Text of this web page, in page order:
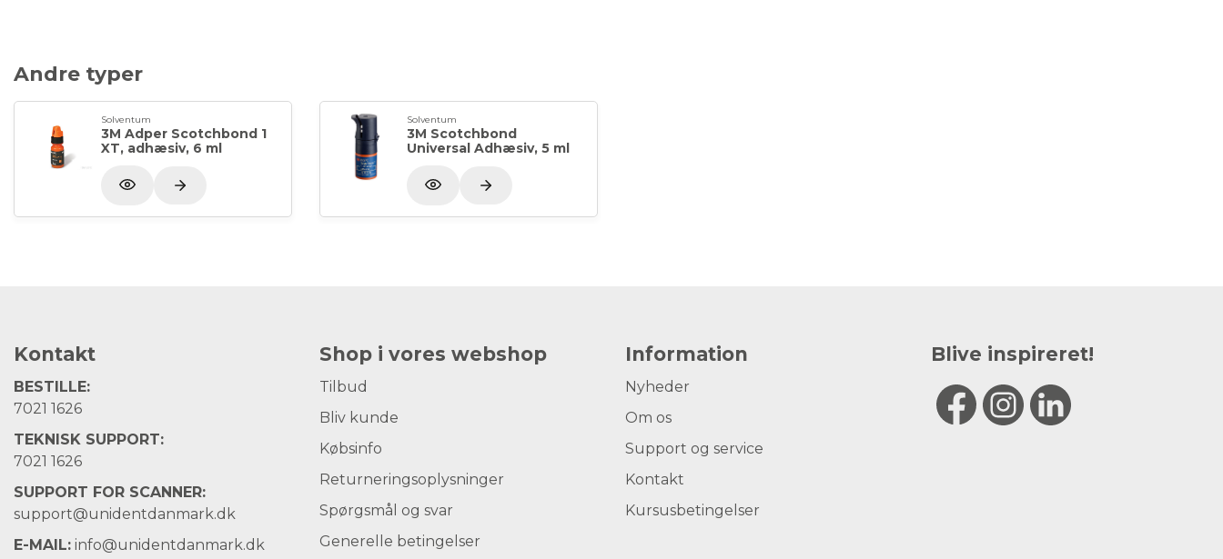
Andre typer
Solventum
3M Adper Scotchbond 1
XT, adhæsiv, 6 ml
Solventum
3M Scotchbond
Universal Adhæsiv, 5 ml
Kontakt
BESTILLE:
7021 1626
TEKNISK SUPPORT:
7021 1626
SUPPORT FOR SCANNER:
support@unidentdanmark.dk
E-MAIL: info@unidentdanmark.dk
Shop i vores webshop
Tilbud
Bliv kunde
Købsinfo
Returneringsoplysninger
Spørgsmål og svar
Generelle betingelser
Information
Nyheder
Om os
Support og service
Kontakt
Kursusbetingelser
Blive inspireret!